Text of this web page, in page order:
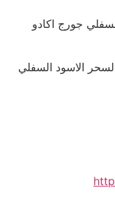
جورج اكادو
الاسود السفلي